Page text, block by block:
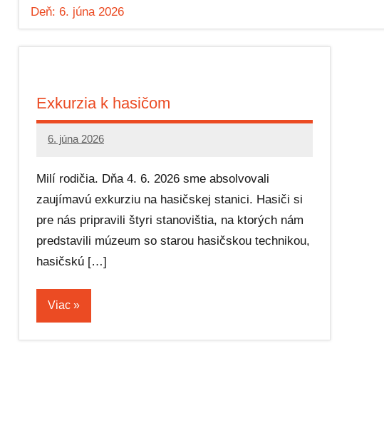
Deň: 6. júna 2026
Exkurzia k hasičom
6. júna 2026
Editor
Milí rodičia. Dňa 4. 6. 2026 sme absolvovali
zaujímavú exkurziu na hasičskej stanici. Hasiči si
pre nás pripravili štyri stanovištia, na ktorých nám
predstavili múzeum so starou hasičskou technikou,
hasičskú […]
Viac